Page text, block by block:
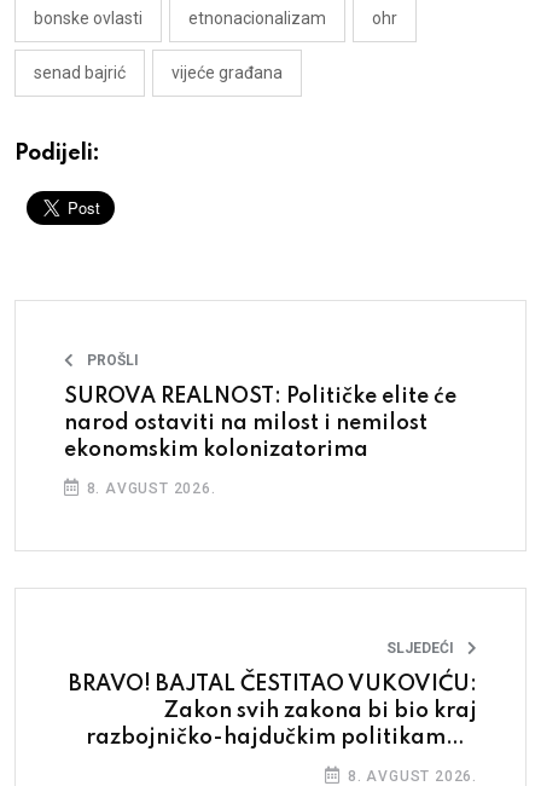
bonske ovlasti etnonacionalizam ohr
senad bajrić vijeće građana
Podijeli:
PROŠLI
SUROVA REALNOST: Političke elite će
narod ostaviti na milost i nemilost
ekonomskim kolonizatorima
8. AVGUST 2026.
SLJEDEĆI
BRAVO! BAJTAL ČESTITAO VUKOVIĆU:
Zakon svih zakona bi bio kraj
razbojničko-hajdučkim politikama u
8. AVGUST 2026.